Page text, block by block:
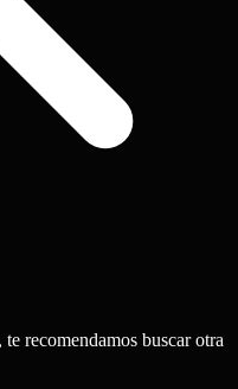
recomendamos buscar otra